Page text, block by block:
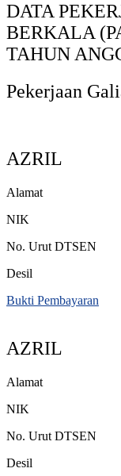
DATA
BERKALA
TAHUN
Pekerjaan
AZRIL
Alamat
NIK
No. Urut DTSEN
Desil
Bukti Pembayaran
AZRIL
Alamat
NIK
No. Urut DTSEN
Desil